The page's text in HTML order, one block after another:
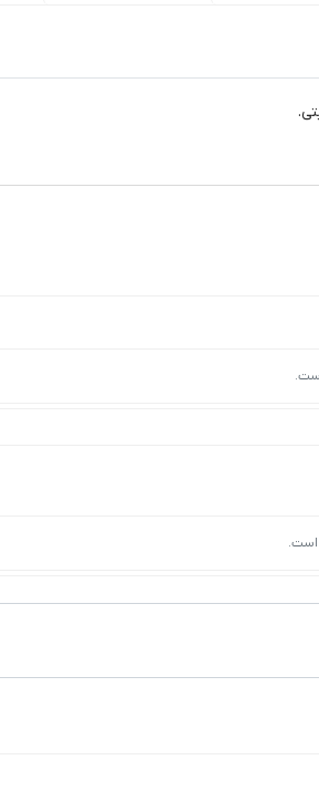
است.